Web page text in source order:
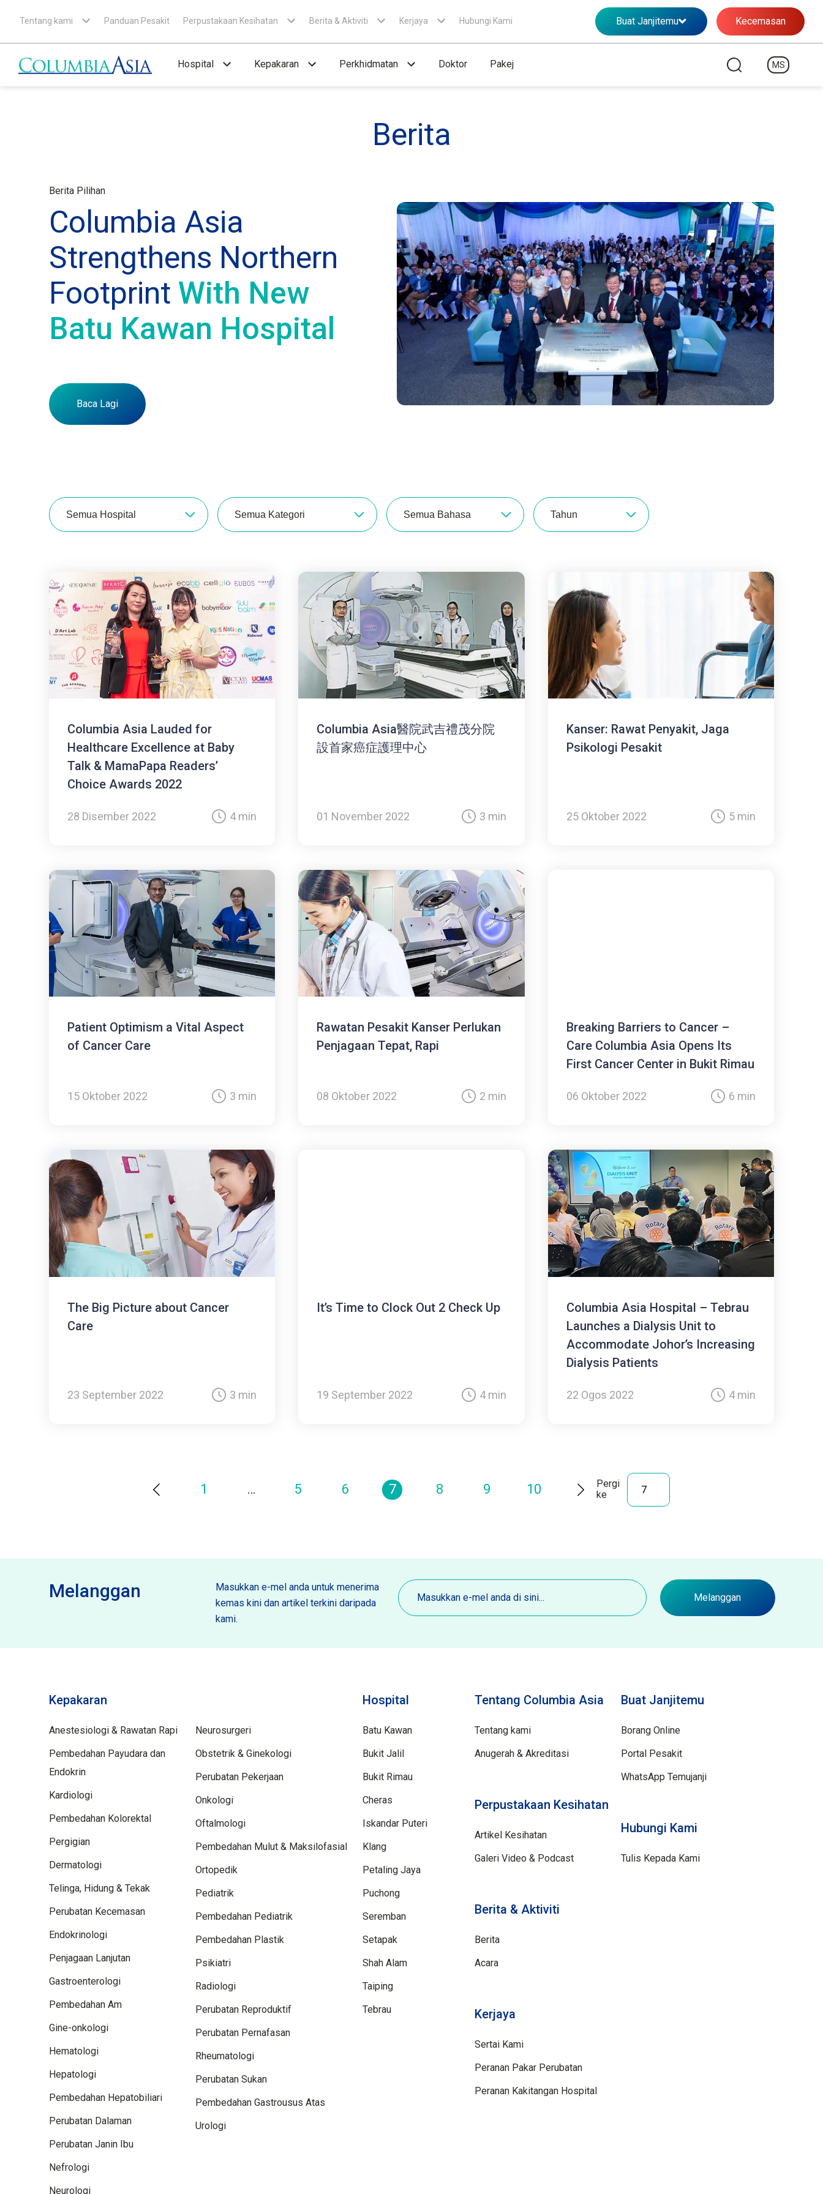
Tentang kami Panduan Pesakit Perpustakaan Kesihatan Berita & Aktiviti Kerjaya Hubungi Kami Buat Janjitemu Kecemasan
Hospital Kepakaran Perkhidmatan Doktor Pakej MS
Berita
Berita Pilihan
Columbia Asia
Strengthens Northern
Footprint With New
Batu Kawan Hospital
Baca Lagi
Semua Hospital Semua Kategori Semua Bahasa Tahun
Columbia Asia Lauded for
Healthcare Excellence at Baby
Talk & MamaPapa Readers’
Choice Awards 2022
28 Disember 2022 4 min
Columbia Asia醫院武吉禮茂分院
設首家癌症護理中心
01 November 2022 3 min
Kanser: Rawat Penyakit, Jaga
Psikologi Pesakit
25 Oktober 2022 5 min
Patient Optimism a Vital Aspect
of Cancer Care
15 Oktober 2022 3 min
Rawatan Pesakit Kanser Perlukan
Penjagaan Tepat, Rapi
08 Oktober 2022 2 min
Breaking Barriers to Cancer –
Care Columbia Asia Opens Its
First Cancer Center in Bukit Rimau
06 Oktober 2022 6 min
The Big Picture about Cancer
Care
23 September 2022 3 min
It’s Time to Clock Out 2 Check Up
19 September 2022 4 min
Columbia Asia Hospital – Tebrau
Launches a Dialysis Unit to
Accommodate Johor’s Increasing
Dialysis Patients
22 Ogos 2022 4 min
1 … 5 6 7 8 9 10
Pergi
ke
Melanggan
Masukkan e-mel anda untuk menerima
kemas kini dan artikel terkini daripada
kami.
E-
mel
(Diperlukan)
Melanggan
Kepakaran
Anestesiologi & Rawatan Rapi
Pembedahan Payudara dan
Endokrin
Kardiologi
Pembedahan Kolorektal
Pergigian
Dermatologi
Telinga, Hidung & Tekak
Perubatan Kecemasan
Endokrinologi
Penjagaan Lanjutan
Gastroenterologi
Pembedahan Am
Gine-onkologi
Hematologi
Hepatologi
Pembedahan Hepatobiliari
Perubatan Dalaman
Perubatan Janin Ibu
Nefrologi
Neurologi
Neurosurgeri
Obstetrik & Ginekologi
Perubatan Pekerjaan
Onkologi
Oftalmologi
Pembedahan Mulut & Maksilofasial
Ortopedik
Pediatrik
Pembedahan Pediatrik
Pembedahan Plastik
Psikiatri
Radiologi
Perubatan Reproduktif
Perubatan Pernafasan
Rheumatologi
Perubatan Sukan
Pembedahan Gastrousus Atas
Urologi
Hospital
Batu Kawan
Bukit Jalil
Bukit Rimau
Cheras
Iskandar Puteri
Klang
Petaling Jaya
Puchong
Seremban
Setapak
Shah Alam
Taiping
Tebrau
Tentang Columbia Asia
Tentang kami
Anugerah & Akreditasi
Perpustakaan Kesihatan
Artikel Kesihatan
Galeri Video & Podcast
Berita & Aktiviti
Berita
Acara
Kerjaya
Sertai Kami
Peranan Pakar Perubatan
Peranan Kakitangan Hospital
Buat Janjitemu
Borang Online
Portal Pesakit
WhatsApp Temujanji
Hubungi Kami
Tulis Kepada Kami